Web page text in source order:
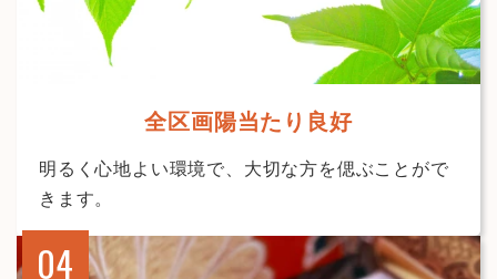
全区画陽当たり良好
明るく心地よい環境で、大切な方を偲ぶことがで
きます。